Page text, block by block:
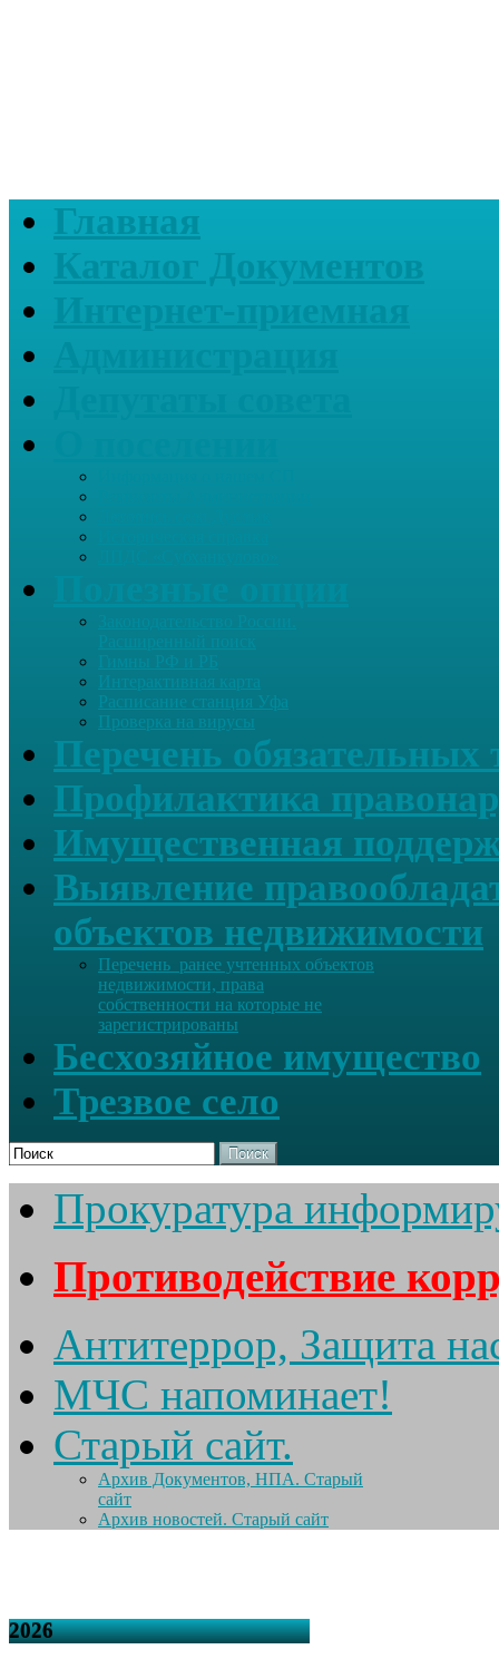
Главная
Каталог Документов
Интерактивная карта
Расписание станция Уфа
Проверка на вирусы
Перечень обязательных
Профилактика
Имущественная
Выявление
объектов недвижимости
Перечень ранее учтенных объектов
недвижимости, права
собственности на которые не
зарегистрированы
Бесхозяйное имущество
Трезвое село
Поиск
Прокуратура
Противодействие
Антитеррор, Защита
МЧС напоминает!
Старый сайт.
Архив Документов, НПА. Старый
сайт
Архив новостей. Старый сайт
2026